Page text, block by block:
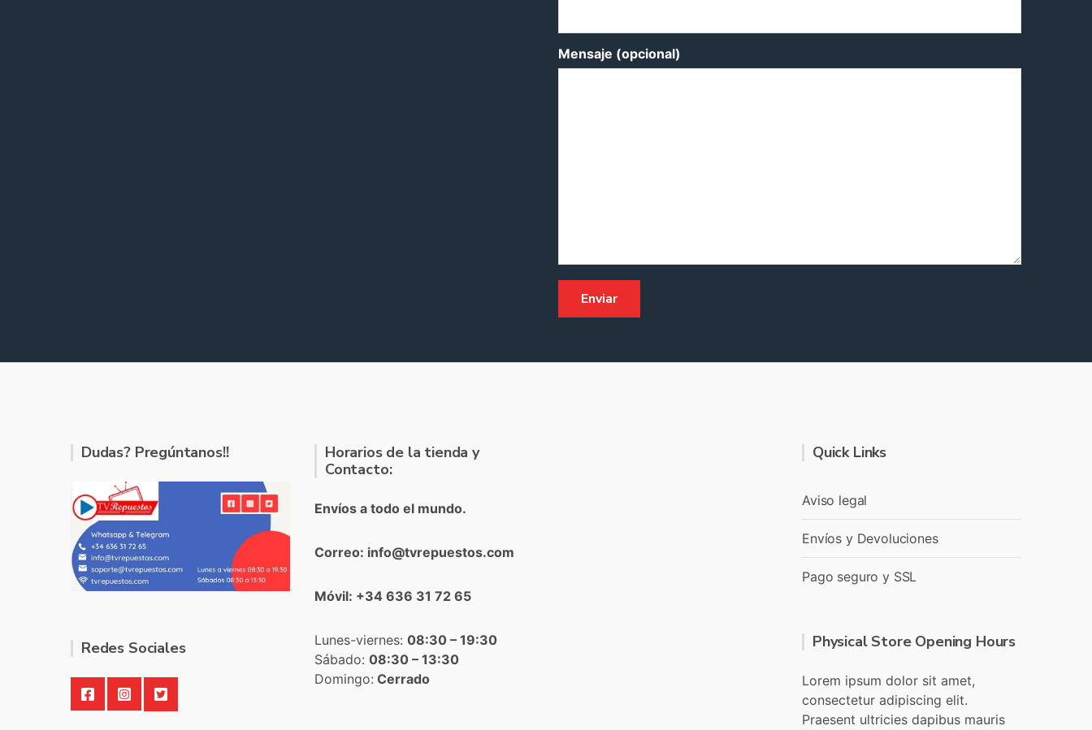
Mensaje (opcional)
Dudas? Pregúntanos!!
Redes Sociales
Horarios de la tienda y
Contacto:
Envíos a todo el mundo.
Correo: info@tvrepuestos.com
Móvil: +34 636 31 72 65
Lunes-viernes: 08:30 – 19:30
Sábado: 08:30 – 13:30
Domingo: Cerrado
Quick Links
Aviso legal
Envíos y Devoluciones
Pago seguro y SSL
Physical Store Opening Hours
Lorem ipsum dolor sit amet,
consectetur adipiscing elit.
Praesent ultricies dapibus mauris